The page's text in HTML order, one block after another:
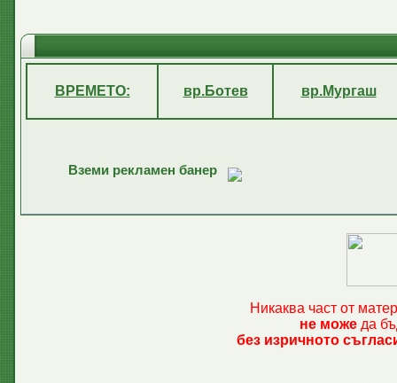
ВРЕМЕТО: вр.Ботев вр.Мургаш
Вземи рекламен банер
Никаква част от
не може да
без изричното